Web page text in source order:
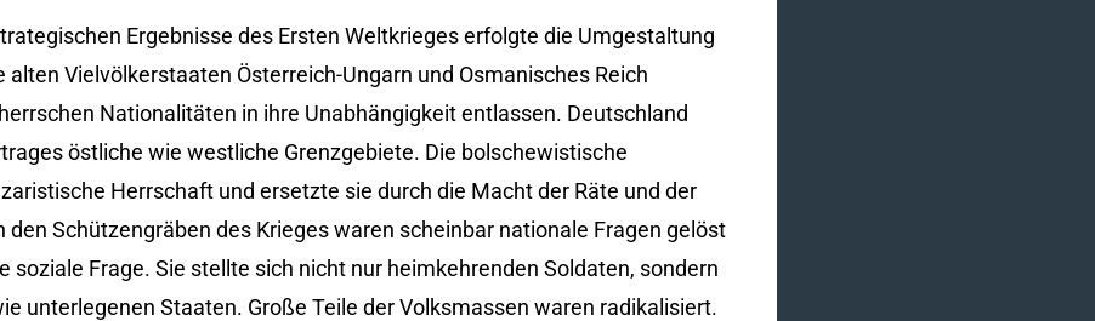
Ergebnisse des Ersten Weltkrieges erfolgte die Umgestaltung
Vielvölkerstaaten Österreich-Ungarn und Osmanisches Reich
Nationalitäten in ihre Unabhängigkeit entlassen. Deutschland
östliche wie westliche Grenzgebiete. Die bolschewistische
Herrschaft und ersetzte sie durch die Macht der Räte und der
Schützengräben des Krieges waren scheinbar nationale Fragen gelöst
soziale Frage. Sie stellte sich nicht nur heimkehrenden Soldaten, sondern
unterlegenen Staaten. Große Teile der Volksmassen waren radikalisiert.